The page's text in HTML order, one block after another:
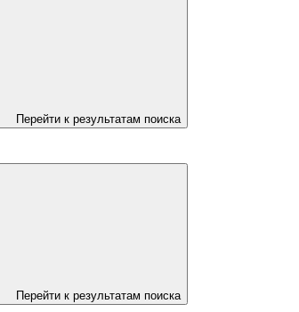
Перейти к результатам поиска
Перейти к результатам поиска